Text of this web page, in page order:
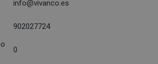
info@vivanco.es
902027724
0